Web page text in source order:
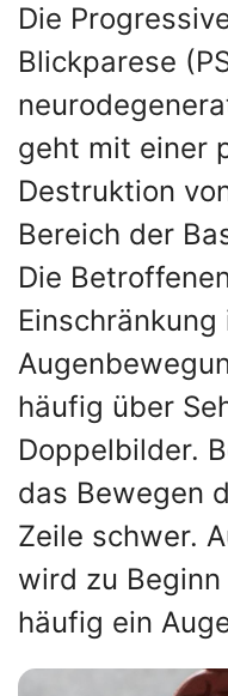
Die
Blickparese
geht mit einer
Destruktion
Bereich der
Die
Einschränkung
häufig über
Doppelbilder.
das Bewegen
Zeile schwer.
wird zu
häufig ein